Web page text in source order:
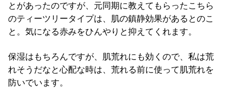
とがあったのですが、元同期に教えてもらったこちら
のティーツリータイプは、肌の鎮静効果があるとのこ
と。気になる赤みをひんやりと抑えてくれます。
保湿はもちろんですが、肌荒れにも効くので、私は荒
れそうだなと心配な時は、荒れる前に使って肌荒れを
防いでいます。